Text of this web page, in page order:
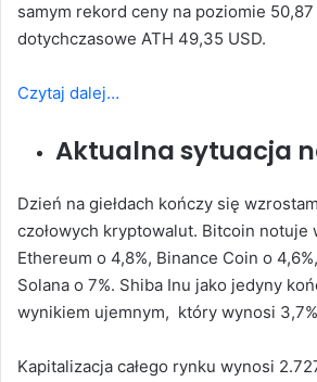
samym rekord ceny na poziomie 50,87
dotychczasowe ATH 49,35 USD.
Czytaj dalej…
Aktualna sytuacja
Dzień na giełdach kończy się
czołowych kryptowalut. Bitcoin notuje
Ethereum o 4,8%, Binance Coin o
Solana o 7%. Shiba Inu jako jedyny
wynikiem ujemnym, który wynosi
Kapitalizacja całego rynku wynosi